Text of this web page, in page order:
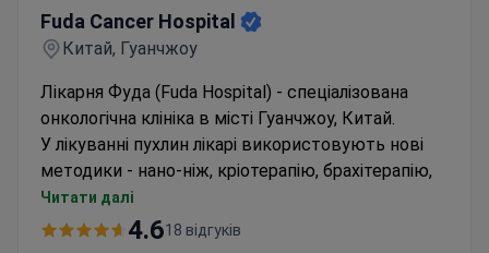
Лікарня Фуда (Fuda Hospital) - спеціалізована
онкологічна клініка в місті Гуанчжоу, Китай.
У лікуванні пухлин лікарі використовують нові
методики - нано-ніж, кріотерапію, брахітерапію,
інтервенційну імунотерапію; і навіть принципи
китайської народної медицини.
За досягнення у лікуванні раку легень, печінки та
міжнародні нагороди.
Читати далі
4.618 відгуків
ЛІКУВАННЯ